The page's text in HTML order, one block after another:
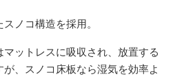
ノコ構造を採用。
ットレスに吸収され、放置する
、スノコ床板なら湿気を効率よ